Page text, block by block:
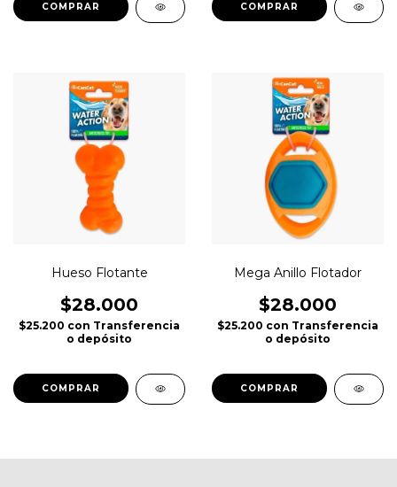
Hueso Flotante
$28.000
$25.200 con Transferencia
o depósito
Mega Anillo Flotador
$28.000
$25.200 con Transferencia
o depósito